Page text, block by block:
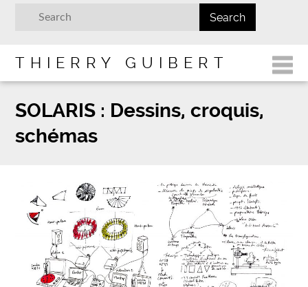
THIERRY GUIBERT
SOLARIS : Dessins, croquis,
schémas